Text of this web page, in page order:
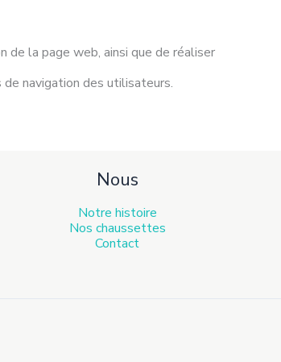
la page web, ainsi que de réaliser
navigation des utilisateurs.
Nous
Notre histoire
Nos chaussettes
Contact